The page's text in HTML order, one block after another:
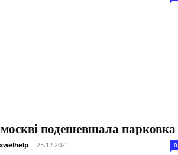
подешевшала парковка
- 25.12.2021 0